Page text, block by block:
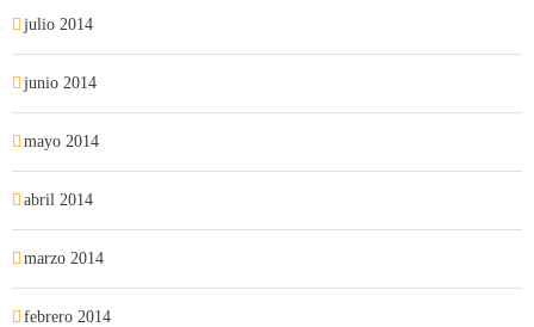
julio 2014
junio 2014
mayo 2014
abril 2014
marzo 2014
febrero 2014